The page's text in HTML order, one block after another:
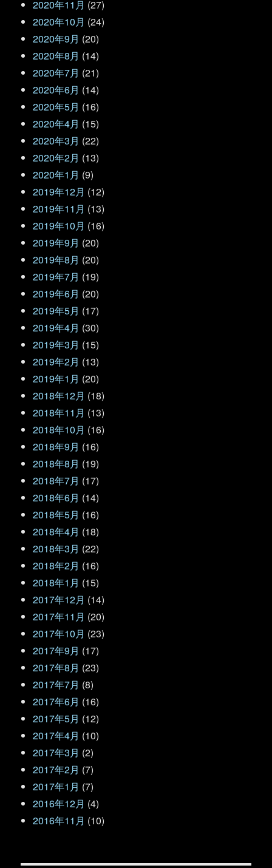
2020年11月 (27)
2020年10月 (24)
2020年9月 (20)
2020年8月 (14)
2020年7月 (21)
2020年6月 (14)
2020年5月 (16)
2020年4月 (15)
2020年3月 (22)
2020年2月 (13)
2020年1月 (9)
2019年12月 (12)
2019年11月 (13)
2019年10月 (16)
2019年9月 (20)
2019年8月 (20)
2019年7月 (19)
2019年6月 (20)
2019年5月 (17)
2019年4月 (30)
2019年3月 (15)
2019年2月 (13)
2019年1月 (20)
2018年12月 (18)
2018年11月 (13)
2018年10月 (16)
2018年9月 (16)
2018年8月 (19)
2018年7月 (17)
2018年6月 (14)
2018年5月 (16)
2018年4月 (18)
2018年3月 (22)
2018年2月 (16)
2018年1月 (15)
2017年12月 (14)
2017年11月 (20)
2017年10月 (23)
2017年9月 (17)
2017年8月 (23)
2017年7月 (8)
2017年6月 (16)
2017年5月 (12)
2017年4月 (10)
2017年3月 (2)
2017年2月 (7)
2017年1月 (7)
2016年12月 (4)
2016年11月 (10)